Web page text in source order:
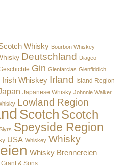
Whisky Bourbon Whiskey
Deutschland Diageo
Gin Glenfarclas Glenfiddich
Irish Whiskey Irland Island Region
Japanese Whisky Johnnie Walker
Lowland Region
Scotch Scotch
Speyside Region
USA Whiskey Whisky
Whisky Brennereien
& Sons